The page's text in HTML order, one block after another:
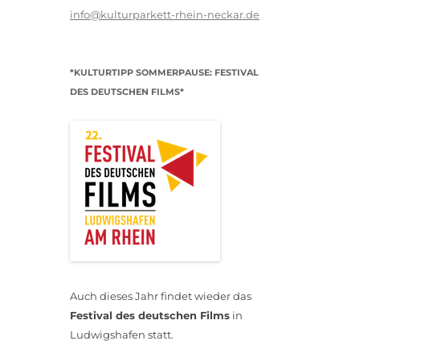
info@kulturparkett-rhein-neckar.de
*KULTURTIPP SOMMERPAUSE: FESTIVAL
DES DEUTSCHEN FILMS*
Auch dieses Jahr findet wieder das
Festival des deutschen Films in
Ludwigshafen statt.